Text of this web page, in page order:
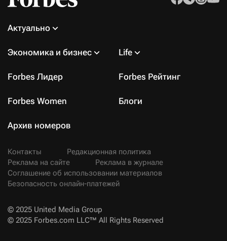
Актуально
Экономика и бизнес Life
Forbes Лидер Forbes Рейтинг
Forbes Women Блоги
Архив номеров
Контакты
Редакционная политика
Реклама на сайте
Реклама в журнале
Соглашение об использовании материалов
Безопасность онлайн-платежей
© 2025 United Media Group
© 2025 Forbes.com LLC™ All Rights Reserved